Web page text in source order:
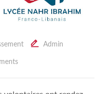
Admin